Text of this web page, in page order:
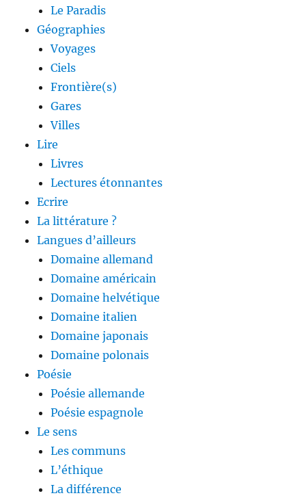
Le Paradis
Géographies
Voyages
Ciels
Frontière(s)
Gares
Villes
Lire
Livres
Lectures étonnantes
Ecrire
La littérature ?
Langues d’ailleurs
Domaine allemand
Domaine américain
Domaine helvétique
Domaine italien
Domaine japonais
Domaine polonais
Poésie
Poésie allemande
Poésie espagnole
Le sens
Les communs
L’éthique
La différence